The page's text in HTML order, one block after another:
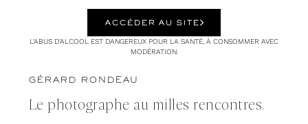
ACCÉDER AU SITE
L'ABUS D'ALCOOL EST DANGEREUX POUR LA SANTÉ, À CONSOMMER AVEC
MODÉRATION.
06.04.21 PORTRAITS
GÉRARD RONDEAU
Le photographe au milles rencontres.